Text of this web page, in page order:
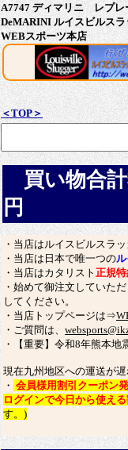
A7747 ディマリニ レプレ
DeMARINI ルイスビルスラ
WEBスポーツ本店
＜TOP＞
買い物合
円
・当店はルイスビルスラ
・当店は日本で唯一つの
・当店はカタリスト 正規
・始めて御注文していた
してください。
・当店トップページは⇒
・ご質問は、
・【重要】令和8年熊本
現在九州地区への運送が
・ 会員様用割引クーポン
ログインで今日から使え
す。)